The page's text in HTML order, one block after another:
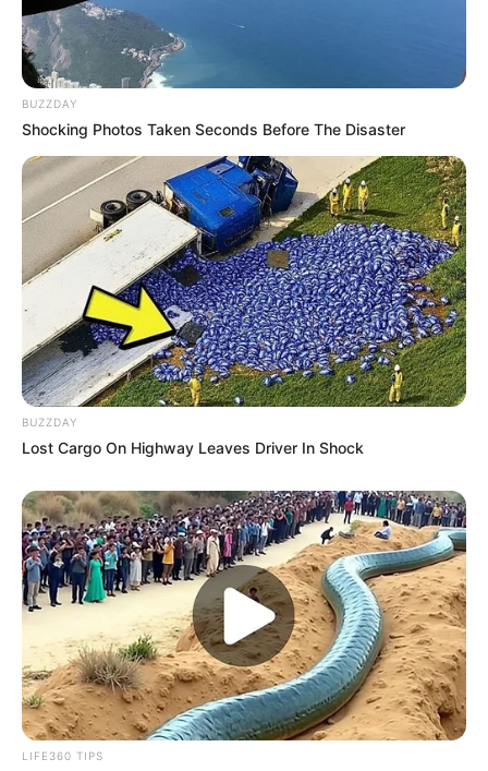
BUZZDAY
Shocking Photos Taken Seconds Before The Disaster
BUZZDAY
Lost Cargo On Highway Leaves Driver In Shock
LIFE360 TIPS